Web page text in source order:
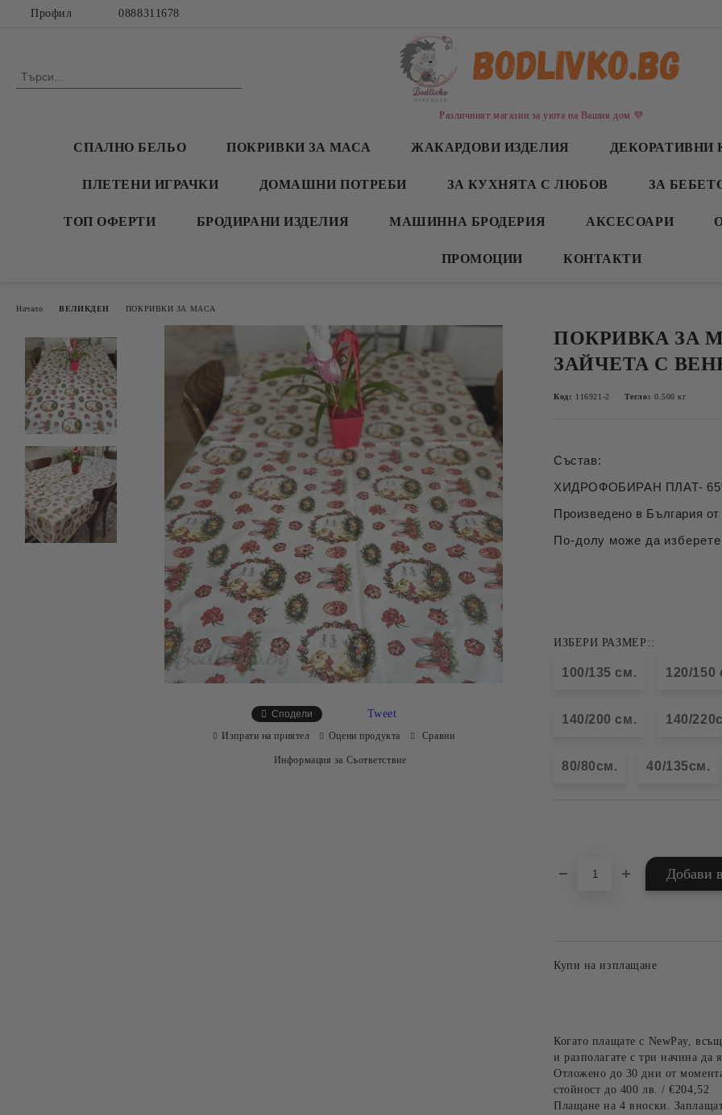
Профил 0888311678
Различният магазин за уюта на Вашия дом 💜
СПАЛНО БЕЛЬО ПОКРИВКИ ЗА МАСА ЖАКАРДОВИ ИЗДЕЛИЯ ДЕКОРАТИВНИ
ПЛЕТЕНИ ИГРАЧКИ ДОМАШНИ ПОТРЕБИ ЗА КУХНЯТА С ЛЮБОВ ЗА
ТОП ОФЕРТИ БРОДИРАНИ ИЗДЕЛИЯ МАШИННА БРОДЕРИЯ АКСЕСОАРИ
ПРОМОЦИИ КОНТАКТИ
Начало ВЕЛИКДЕН ПОКРИВКИ ЗА МАСА
ПОКРИВКА ЗА
ЗАЙЧЕТА С
Код: 116921-2 Тегло: 0.500 кг
Състав:
ХИДРОФОБИРАН ПЛАТ-
Произведено в България
По-долу може да
ИЗБЕРИ РАЗМЕР::
100/135 см. 120/150
140/200 см. 140/
80/80см. 40/135см.
Купи на изплащане
Когато плащате с NewPay,
и разполагате с три начина да
Отложено до 30 дни от
стойност до 400 лв. / €204,52
Плащане на 4 вноски.
Сподели Tweet
Изпрати на приятел Оцени продукта Сравни
Информация за Съответствие